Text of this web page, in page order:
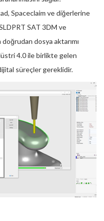
Spaceclaim ve diğerlerine
SAT 3DM ve
dosya aktarımı
4.0 ile birlikte gelen
süreçler gereklidir.